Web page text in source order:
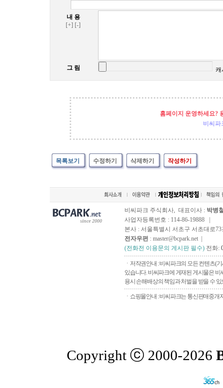
내 용
[+] [-]
그 림 캐
홈페이지 운영하세요?
비씨파
목록보기 수정하기 삭제하기 작성하기
since 2000
비씨파크 주식회사, 대표이사 : 박병
사업자등록번호 : 114-86-19888 |
본사 : 서울특별시 서초구 서초대로73
전자우편 : master@bcpark.net |
(전화전 이용문의 게시판 필수) 전화:
ㆍ저작권안내 : 비씨파크의 모든 컨텐츠(
있습니다. 비씨파크에 게재된 게시물은
용시 손해배상의 책임과 처벌을 받을 수
ㆍ쇼핑몰안내 : 비씨파크는 통신판매중개
Copyright ⓒ 2000-2026